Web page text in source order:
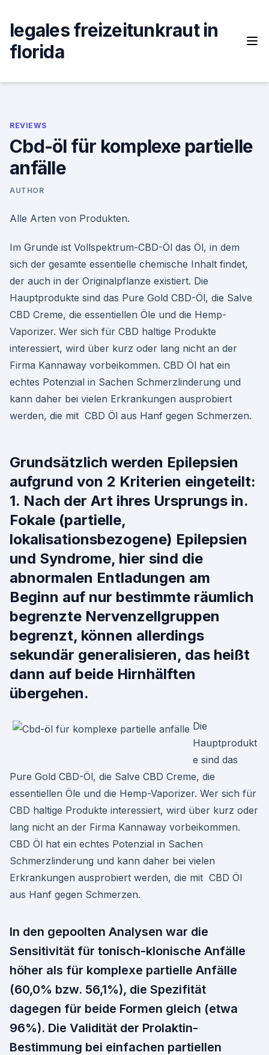
content
legales freizeitunkraut in
florida
REVIEWS
Cbd-öl für komplexe partielle
anfälle
AUTHOR
Alle Arten von Produkten.
Im Grunde ist Vollspektrum-CBD-Öl das Öl, in dem
sich der gesamte essentielle chemische Inhalt findet,
der auch in der Originalpflanze existiert. Die
Hauptprodukte sind das Pure Gold CBD-Öl, die Salve
CBD Creme, die essentiellen Öle und die Hemp-
Vaporizer. Wer sich für CBD haltige Produkte
interessiert, wird über kurz oder lang nicht an der
Firma Kannaway vorbeikommen. CBD Öl hat ein
echtes Potenzial in Sachen Schmerzlinderung und
kann daher bei vielen Erkrankungen ausprobiert
werden, die mit CBD Öl aus Hanf gegen Schmerzen.
Grundsätzlich werden Epilepsien
aufgrund von 2 Kriterien eingeteilt:
1. Nach der Art ihres Ursprungs in.
Fokale (partielle,
lokalisationsbezogene) Epilepsien
und Syndrome, hier sind die
abnormalen Entladungen am
Beginn auf nur bestimmte räumlich
begrenzte Nervenzellgruppen
begrenzt, können allerdings
sekundär generalisieren, das heißt
dann auf beide Hirnhälften
übergehen.
Die
Hauptprodukt
e sind das
Pure Gold CBD-Öl, die Salve CBD Creme, die
essentiellen Öle und die Hemp-Vaporizer. Wer sich für
CBD haltige Produkte interessiert, wird über kurz oder
lang nicht an der Firma Kannaway vorbeikommen.
CBD Öl hat ein echtes Potenzial in Sachen
Schmerzlinderung und kann daher bei vielen
Erkrankungen ausprobiert werden, die mit CBD Öl
aus Hanf gegen Schmerzen.
In den gepoolten Analysen war die
Sensitivität für tonisch-klonische Anfälle
höher als für komplexe partielle Anfälle
(60,0% bzw. 56,1%), die Spezifität
dagegen für beide Formen gleich (etwa
96%). Die Validität der Prolaktin-
Bestimmung bei einfachen partiellen